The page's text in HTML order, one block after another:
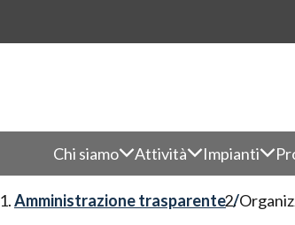
Chi siamo Attività Impianti
Amministrazione trasparente